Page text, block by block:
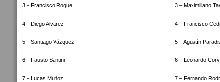
3 – Francisco Roque 3 – Maximiliano
4 – Diego Alvarez 4 – Francisco
5 – Santiago Vázquez 5 – Agustín
6 – Fausto Santini 6 – Leonardo
7 – Lucas Muñoz 7 – Fernando